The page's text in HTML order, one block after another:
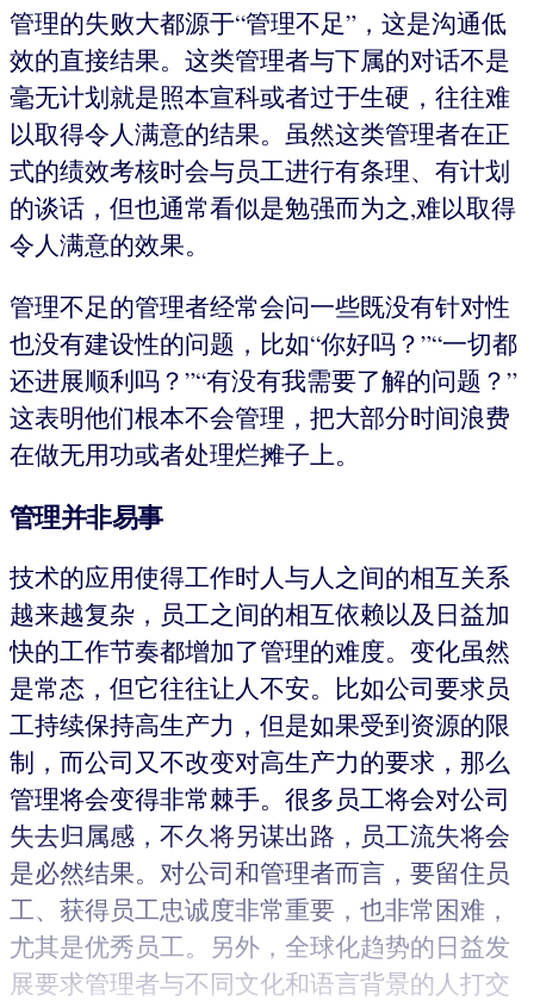
管理的失败大都源于“管理不足”，这是沟通低
效的直接结果。这类管理者与下属的对话不是
毫无计划就是照本宣科或者过于生硬，往往难
以取得令人满意的结果。虽然这类管理者在正
式的绩效考核时会与员工进行有条理、有计划
的谈话，但也通常看似是勉强而为之,难以取得
令人满意的效果。
管理不足的管理者经常会问一些既没有针对性
也没有建设性的问题，比如“你好吗？”“一切都
还进展顺利吗？”“有没有我需要了解的问题？”
这表明他们根本不会管理，把大部分时间浪费
在做无用功或者处理烂摊子上。
管理并非易事
技术的应用使得工作时人与人之间的相互关系
越来越复杂，员工之间的相互依赖以及日益加
快的工作节奏都增加了管理的难度。变化虽然
是常态，但它往往让人不安。比如公司要求员
工持续保持高生产力，但是如果受到资源的限
制，而公司又不改变对高生产力的要求，那么
管理将会变得非常棘手。很多员工将会对公司
失去归属感，不久将另谋出路，员工流失将会
是必然结果。对公司和管理者而言，要留住员
工、获得员工忠诚度非常重要，也非常困难，
尤其是优秀员工。另外，全球化趋势的日益发
展要求管理者与不同文化和语言背景的人打交